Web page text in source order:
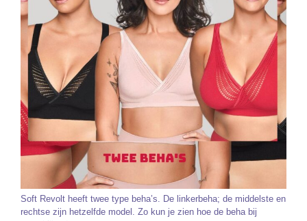
Soft Revolt heeft twee type beha’s. De linkerbeha; de middelste en
rechtse zijn hetzelfde model. Zo kun je zien hoe de beha bij